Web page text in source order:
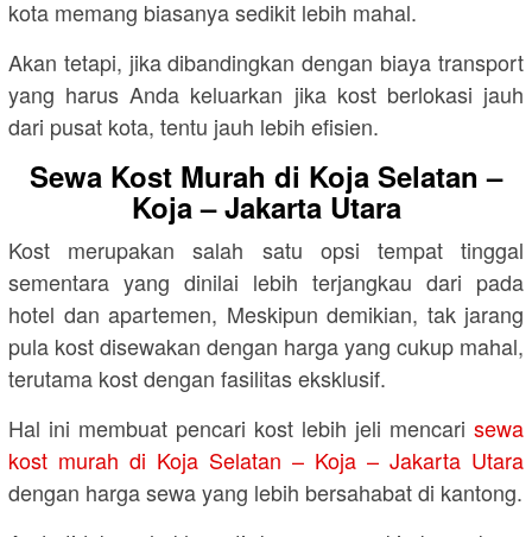
kota memang biasanya sedikit lebih mahal.
Akan tetapi, jika dibandingkan dengan biaya transport
yang harus Anda keluarkan jika kost berlokasi jauh
dari pusat kota, tentu jauh lebih efisien.
Sewa Kost Murah di Koja Selatan –
Koja – Jakarta Utara
Kost merupakan salah satu opsi tempat tinggal
sementara yang dinilai lebih terjangkau dari pada
hotel dan apartemen, Meskipun demikian, tak jarang
pula kost disewakan dengan harga yang cukup mahal,
terutama kost dengan fasilitas eksklusif.
Hal ini membuat pencari kost lebih jeli mencari sewa
kost murah di Koja Selatan – Koja – Jakarta Utara
dengan harga sewa yang lebih bersahabat di kantong.